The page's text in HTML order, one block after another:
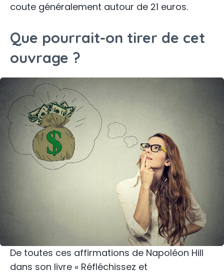
coute généralement autour de 21 euros.
Que pourrait-on tirer de cet
ouvrage ?
De toutes ces affirmations de Napoléon Hill
dans son livre « Réfléchissez et